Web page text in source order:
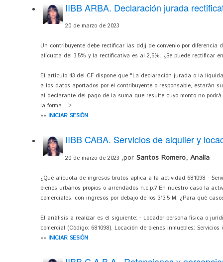
IIBB ARBA. Declaración jurada
20 de marzo de 2023
Un contribuyente debe rectificar las ddjj de convenio por
alícuota del 3,5% y la rectificativa es al 2,5%. ¿Se puede rectificar
El artículo 43 del CF dispone que "La declaración jurada o la
a los datos aportados por el contribuyente o responsable, estarán
al declarante del pago de la suma que resulte cuyo monto no
la forma... >
»» INICIAR SESIÓN
IIBB CABA. Servicios de alquiler y
20 de marzo de 2023 ,por Santos Romero, Analía
¿Qué alícuota de ingresos brutos aplica a la actividad 681098 -
bienes urbanos propios o arrendados n.c.p.? En nuestro caso la
comerciales, con ingresos por debajo de los 313,5 M. ¿Para qué
El análisis a realizar es el siguiente: - Locador persona física o
comercial (Código: 681098). Locación de bienes inmuebles: Servicios
»» INICIAR SESIÓN